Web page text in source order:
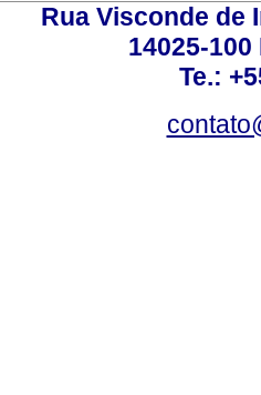
Rua Visconde de
14025-
Te.: